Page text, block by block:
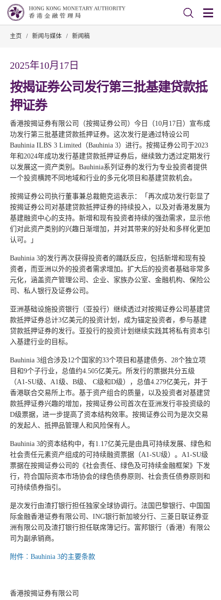
主页 / 新闻与媒体 / 新闻稿
2025年10月17日
按揭证券公司发行第三批基建贷款抵
押证券
香港按揭证券有限公司（按揭证券公司）今日（10月17日）宣布成
功发行第三批基建贷款抵押证券。这次发行是通过特设公司
Bauhinia ILBS 3 Limited（Bauhinia 3）进行。按揭证券公司于2023
年和2024年成功发行基建贷款抵押证券后，继续致力透过定期发行
以发展这一资产类别。Bauhinia系列证券的发行为专业投资者提供
一个投资横跨不同地域和行业的多元化项目和基建贷款机会。
按揭证券公司执行董事兼总裁鲍克运表示：「再次成功发行彰显了
按揭证券公司对基建贷款抵押证券的持续投入，以及对香港发展为
基建融资中心的支持。新增和现有投资者持续的强劲需求，显示他
们对此资产类别的兴趣日渐增加，并对其带来的好处和多样化更加
认可。」
Bauhinia 3的发行再次获得投资者的踊跃反应，包括新增和现有投
资者，而亚洲以外的投资者需求增加。扩大后的投资者基础非常多
元化，涵盖资产管理公司、企业、家族办公室、金融机构、保险公
司、私人银行及证券公司。
亚洲基础设施投资银行（亚投行）继续透过对按揭证券公司基建贷
款抵押证券总计3亿美元的投资计划，成为锚定投资者，参与基建
贷款抵押证券的发行。亚投行的投资计划继续实践其将私有资本引
入基建行业的目标。
Bauhinia 3组合涉及12个国家的33个项目和基建债务、28个独立项
目和9个子行业，总值约4.505亿美元。所发行的票据共分五级
（A1-SU级、A1级、B级、 C级和D级），总值4.279亿美元，并于
香港联合交易所上市。基于资产组合的质量，以及投资者对基建贷
款抵押证券兴趣的增加，按揭证券公司首次在亚洲发行非投资级的
D级票据，进一步提高了资本结构效率。按揭证券公司为是次交易
的发起人、抵押品管理人和风险保有人。
Bauhinia 3的资本结构中，有1.17亿美元是由具可持续发展、绿色和
社会责任元素资产组成的可持续融资票据（A1-SU级）。A1-SU级
票据在按揭证券公司的《社会责任、绿色及可持续金融框架》下发
行，符合国际资本市场协会的绿色债券原则、社会责任债券原则和
可持续债券指引。
是次发行由渣打银行担任独家全球协调行。法国巴黎银行、中国国
际金融香港证券有限公司、ING银行新加坡分行、三菱日联证券亚
洲有限公司及渣打银行担任联席簿记行。富邦银行（香港）有限公
司为副承销商。
附件︰Bauhinia 3的主要条款
香港按揭证券有限公司